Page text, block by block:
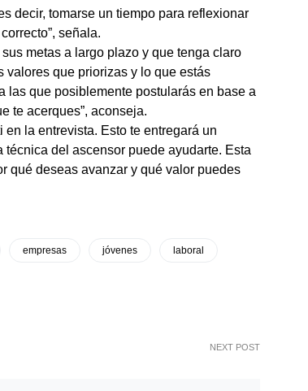
decir, tomarse un tiempo para reflexionar
señala.
metas a largo plazo y que tenga claro
valores que priorizas y lo que estás
las que posiblemente postularás en base a
te acerques”, aconseja.
la entrevista. Esto te entregará un
del ascensor puede ayudarte. Esta
qué deseas avanzar y qué valor puedes
empresas jóvenes laboral
NEXT POST